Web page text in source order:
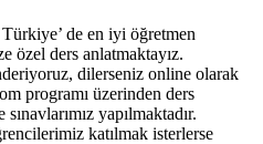
de en iyi öğretmen
özel ders anlatmaktayız.
dilerseniz online olarak
programı üzerinden ders
yapılmaktadır.
katılmak isterlerse